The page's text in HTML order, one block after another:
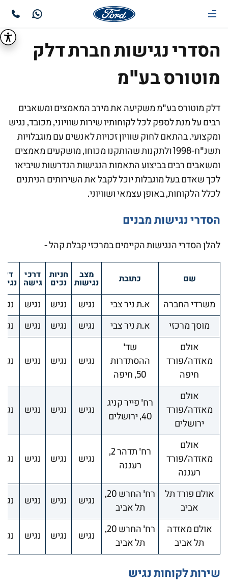
הסדרי נגישות חברת דלק
מוטורס בע"מ
דלק מוטורס בע"מ משקיעה את מירב המאמצים ומשאבים
רבים על מנת לספק לכל לקוחותיו שירות שוויוני, מכובד, נגיש
ומקצועי. בהתאם לחוק שוויון זכויות לאנשים עם מוגבלויות
תשנ"ח-1998 ולתקנות שהותקנו מכוחו, מושקעים מאמצים
ומשאבים רבים בביצוע התאמות הנגישות הנדרשות שיביאו
לכך שאדם בעל מוגבלות יוכל לקבל את השירותים הניתנים
לכלל הלקוחות, באופן עצמאי ושוויוני.
הסדרי נגישות מבנים
להלן הסדרי הנגישות הקיימים במרכזי קבלת קהל -
שם כתובת מצב
נגישות
חניות
נכים
דרכי
גישה
משרדי החברה א.ת ניר צבי נגיש נגיש נגיש
מוסך מרכזי א.ת ניר צבי נגיש נגיש נגיש
אולם
מאזדה/פורד
חיפה
שד'
ההסתדרות
50, חיפה
נגיש נגיש נגיש
אולם
מאזדה/פורד
ירושלים
רח' פייר קניג
40, ירושלים
נגיש נגיש נגיש
אולם
מאזדה/פורד
רעננה
רח' תדהר 2,
רעננה
נגיש נגיש נגיש
אולם פורד תל
אביב
רח' החרש 20,
תל אביב
נגיש נגיש נגיש
אולם מאזדה
תל אביב
רח' החרש 20,
תל אביב
נגיש נגיש נגיש
שירות לקוחות נגיש